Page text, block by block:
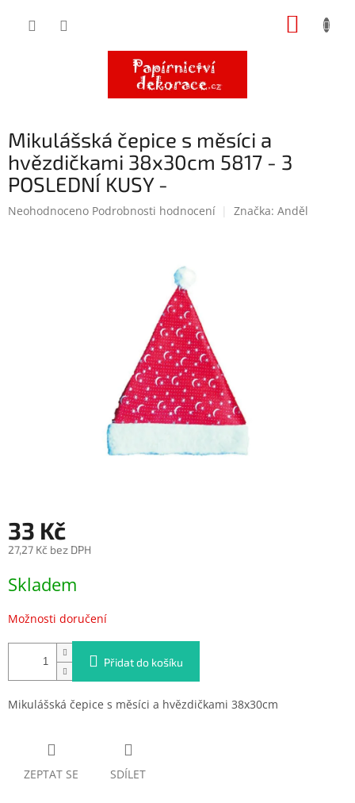
Mikulášská čepice s měsíci a
hvězdičkami 38x30cm 5817 - 3
POSLEDNÍ KUSY -
Průměrné
Neohodnoceno Podrobnosti hodnocení Značka: Anděl
33 Kč
27,27 Kč bez DPH
cena:
Skladem
Možnosti doručení
Přidat do košíku
Mikulášská čepice s měsíci a hvězdičkami 38x30cm
ZEPTAT SE SDÍLET